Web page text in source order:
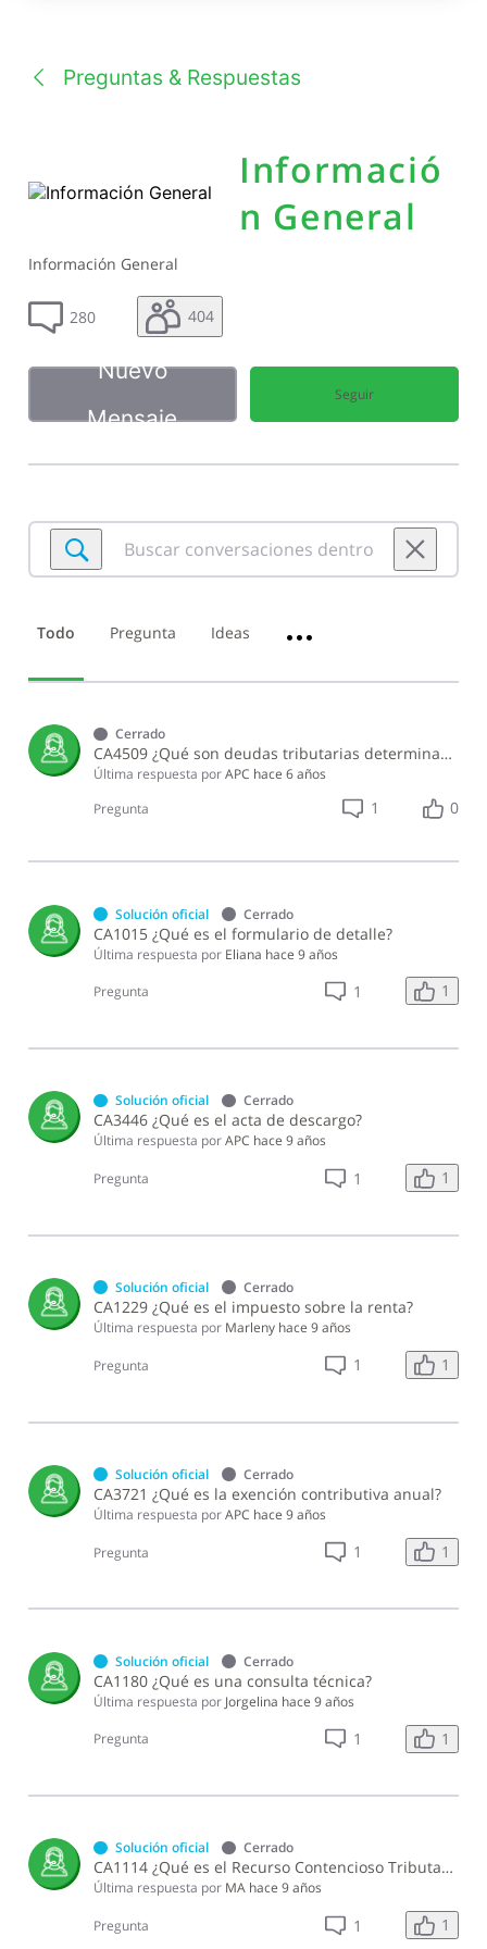
Preguntas & Respuestas
Informació
n General
Información General
280 404
Nuevo
Mensaje
Seguir
Buscar
conversaciones
de
Información
Todo Pregunta Ideas •••
Cerrado
CA4509 ¿Qué son deudas tributarias determinadas?
Última respuesta porAPC hace 6 años
Pregunta
1 0
Solución oficial Cerrado
CA1015 ¿Qué es el formulario de detalle?
Última respuesta por Eliana hace 9 años
Pregunta 1 1
Solución oficial Cerrado
CA3446 ¿Qué es el acta de descargo?
Última respuesta porAPC hace 9 años
Pregunta 1 1
Solución oficial Cerrado
CA1229 ¿Qué es el impuesto sobre la renta?
Última respuesta por Marleny hace 9 años
Pregunta 1 1
Solución oficial Cerrado
CA3721 ¿Qué es la exención contributiva anual?
Última respuesta porAPC hace 9 años
Pregunta 1 1
Solución oficial Cerrado
CA1180 ¿Qué es una consulta técnica?
Última respuesta por Jorgelina hace 9 años
Pregunta 1 1
Solución oficial Cerrado
CA1114 ¿Qué es el Recurso Contencioso Tributario?
Última respuesta por MA hace 9 años
Pregunta 1 1